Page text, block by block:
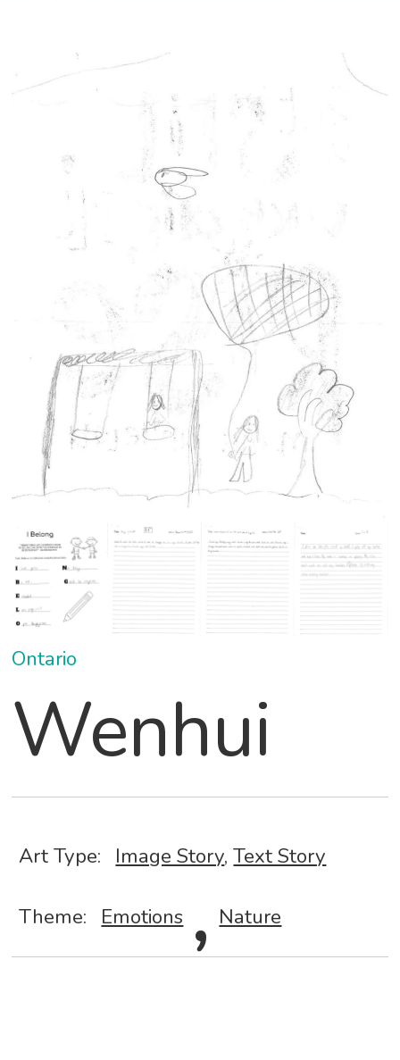
Ontario
Wenhui
Art Type: Image Story,Text Story
Theme: Emotions , Nature